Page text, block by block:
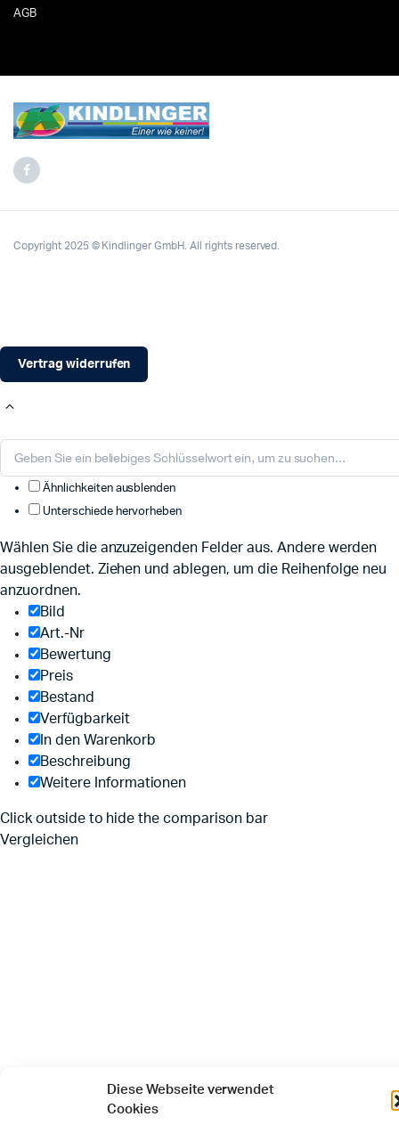
Diese Webseite verwendet
Cookies
AGB
Copyright 2025 © Kindlinger GmbH. All rights reserved.
Vertrag widerrufen
Ähnlichkeiten ausblenden
Unterschiede hervorheben
Wählen Sie die anzuzeigenden Felder aus. Andere werden
ausgeblendet. Ziehen und ablegen, um die Reihenfolge neu
anzuordnen.
Bild
Art.-Nr
Bewertung
Preis
Bestand
Verfügbarkeit
In den Warenkorb
Beschreibung
Weitere Informationen
Click outside to hide the comparison bar
Vergleichen